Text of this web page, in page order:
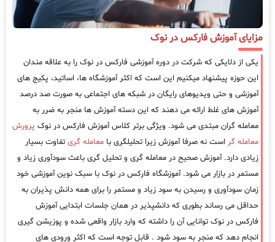
مزایای آموزش فارکس در نوک
یکی از دلایکی که شرکت در دوره آموزشی فارکس در نوک را به علاقه مندان
این حوزه پیشنهاد میکنیم این است که اکثر آموزشگاه ها، اساتید، پکیج های
آموزشی و حتی ویدیوهای رایگان در شبکه های اجتماعی به صورت صد درصد
آموزش های غلط ارائه می دهند که این دسته آموزش ها منجر به ضرر به
معامله گران مبتدی می شود. ویژگی برتر کلاس آموزش فارکس در نوک پرورش
معامله گر است نه صرفا آموزش زیرا تحلیلگری با معامله گری تفاوت بسیار
زیادی دارد. آموزش صحیح در معامله گری و تحلیل گری باعث سودآوری زیاد و
مستمر در بازار می شود. آموزشگاه فارکس در نوک با سبک نوین آموزشی خود
زمان سودآوری و رسیدن به سود زیاد و مستمر را برای همه دانش پذیران به
حداقل می رساند بطوری که دانشپذیر در همان جلسات ابتدایی آموزش
فارکس در نوک توانایی آن را داشته که وارد بازار واقعی شده و پوزیشن گیری
انجام دهد که منجر به سود شود . قابل توجه است که اکثر ورودی های